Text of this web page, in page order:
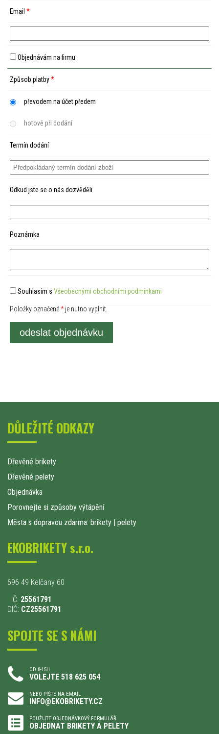
Email *
Objednávám na firmu
Způsob platby*
převodem na účet předem
hotově při dodání
Termín dodání
Odkud jste se o nás dozvěděli
Poznámka
Souhlasím s Všeobecnými obchodními podmínkami
Položky označené*je nutno vyplnit.
odeslat objednávku
DŮLEŽITÉ ODKAZY
Dřevěné brikety
Dřevěné pelety
Objednávka
Porovnejte si způsoby výtápění
Města s dopravou zdarma: brikety | pelety
EKOBRIKETY s.r.o.
696 49 Kelčany 60
IČ: 25561791
DIČ: CZ25561791
SPOJTE SE S NÁMI
OD 8-15H
VOLEJTE 518 625 054
NEBO PIŠTE NA EMAIL
INFO@EKOBRIKETY.CZ
POUŽIJTE OBJEDNÁVKOVÝ FORMULÁŘ
OBJEDNAT BRIKETY A PELETY